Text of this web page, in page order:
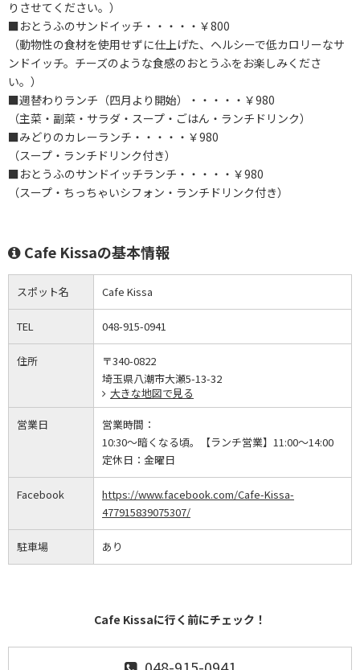
りさせてください。）
■おとうふのサンドイッチ・・・・・￥800
（動物性の食材を使用せずに仕上げた、ヘルシーで低カロリーなサ
ンドイッチ。チーズのような食感のおとうふをお楽しみくださ
い。）
■週替わりランチ（四月より開始）・・・・・￥980
（主菜・副菜・サラダ・スープ・ごはん・ランチドリンク）
■みどりのカレーランチ・・・・・￥980
（スープ・ランチドリンク付き）
■おとうふのサンドイッチランチ・・・・・￥980
（スープ・ちっちゃいシフォン・ランチドリンク付き）
Cafe Kissaの基本情報
スポット名 Cafe Kissa
TEL 048-915-0941
住所
〒340-0822
埼玉県八潮市大瀬5-13-32
大きな地図で見る
営業日
営業時間：
10:30～暗くなる頃。【ランチ営業】11:00～14:00
定休日： 金曜日
Facebook
https://www.facebook.com/Cafe-Kissa-
477915839075307/
駐車場 あり
Cafe Kissaに行く前にチェック！